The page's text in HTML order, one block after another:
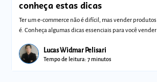
conheça estas dicas
Ter um e-commerce não é difícil, mas vender
é. Conheça algumas dicas essenciais para você
Lucas Widmar Pelisari
Tempo de leitura: 7 minutos